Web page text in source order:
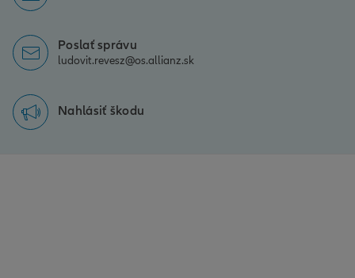
Poslať správu
ludovit.revesz@os.allianz.sk
Nahlásiť škodu